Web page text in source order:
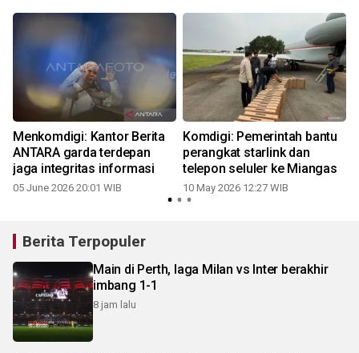
Menkomdigi: Kantor Berita
ANTARA garda terdepan
jaga integritas informasi
05 June 2026 20:01 WIB
Komdigi: Pemerintah bantu
perangkat starlink dan
telepon seluler ke Miangas
10 May 2026 12:27 WIB
Berita Terpopuler
Main di Perth, laga Milan vs Inter berakhir
imbang 1-1
8 jam lalu